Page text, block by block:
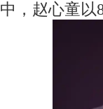
中，赵心童以